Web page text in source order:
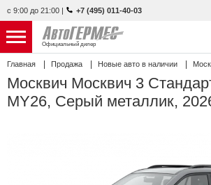
с 9:00 до 21:00 | +7 (495) 011-40-03
Официальный дилер
НОВЫЕ АВТОМОБИЛИ
С ПРОБЕГОМ 840 авто
Главная Продажа Новые авто в наличии
Москвич Москвич 3
MY26, Серый металлик,